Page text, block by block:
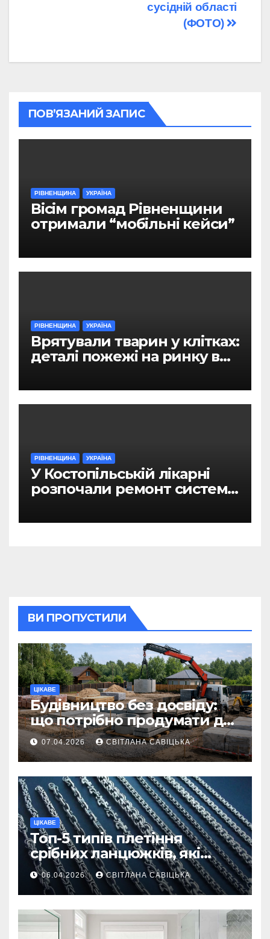
сусідній області
(ФОТО)
ПОВ’ЯЗАНИЙ ЗАПИС
РІВНЕНЩИНА УКРАЇНА
Вісім громад Рівненщини
отримали “мобільні кейси”
РІВНЕНЩИНА УКРАЇНА
Врятували тварин у клітках:
деталі пожежі на ринку в
РІВНЕНЩИНА УКРАЇНА
У Костопільській лікарні
розпочали ремонт системи
ВИ ПРОПУСТИЛИ
ЦІКАВЕ
Будівництво без досвіду:
що потрібно продумати до
першої доставки на
ділянку
07.04.2026 СВІТЛАНА САВІЦЬКА
ЦІКАВЕ
Топ-5 типів плетіння
срібних ланцюжків, які
вважаються
найнадійнішими
06.04.2026 СВІТЛАНА САВІЦЬКА